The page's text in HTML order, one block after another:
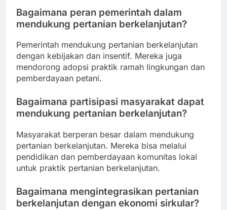
Bagaimana peran pemerintah dalam
mendukung pertanian berkelanjutan?
Pemerintah mendukung pertanian berkelanjutan
dengan kebijakan dan insentif. Mereka juga
mendorong adopsi praktik ramah lingkungan dan
pemberdayaan petani.
Bagaimana partisipasi masyarakat dapat
mendukung pertanian berkelanjutan?
Masyarakat berperan besar dalam mendukung
pertanian berkelanjutan. Mereka bisa melalui
pendidikan dan pemberdayaan komunitas lokal
untuk praktik pertanian berkelanjutan.
Bagaimana mengintegrasikan pertanian
berkelanjutan dengan ekonomi sirkular?